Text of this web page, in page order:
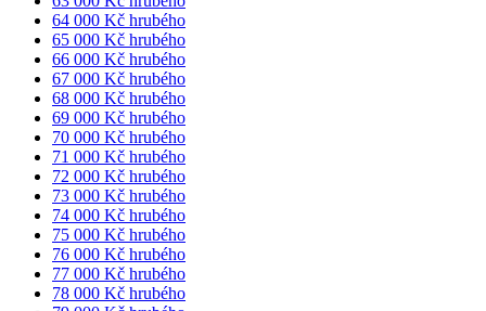
64 000 Kč hrubého
65 000 Kč hrubého
66 000 Kč hrubého
67 000 Kč hrubého
68 000 Kč hrubého
69 000 Kč hrubého
70 000 Kč hrubého
71 000 Kč hrubého
72 000 Kč hrubého
73 000 Kč hrubého
74 000 Kč hrubého
75 000 Kč hrubého
76 000 Kč hrubého
77 000 Kč hrubého
78 000 Kč hrubého